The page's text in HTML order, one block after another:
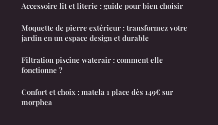
Accessoire lit et literie : guide pour bien choisir
Moquette de pierre extérieur : transformez votre
jardin en un espace design et durable
Filtration piscine waterair : comment elle
fonctionne ?
Confort et choix : matela 1 place dès 149€ sur
morphea